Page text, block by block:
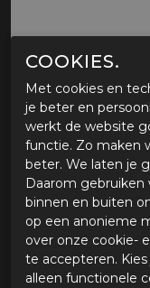
€ 8.999,00
COOKIES.
Met cookies en
je beter en
werkt de website
functie. Zo maken
beter. We laten je
Daarom
binnen en buiten
op een anonieme
over onze cookie-
te accepteren.
alleen functionele